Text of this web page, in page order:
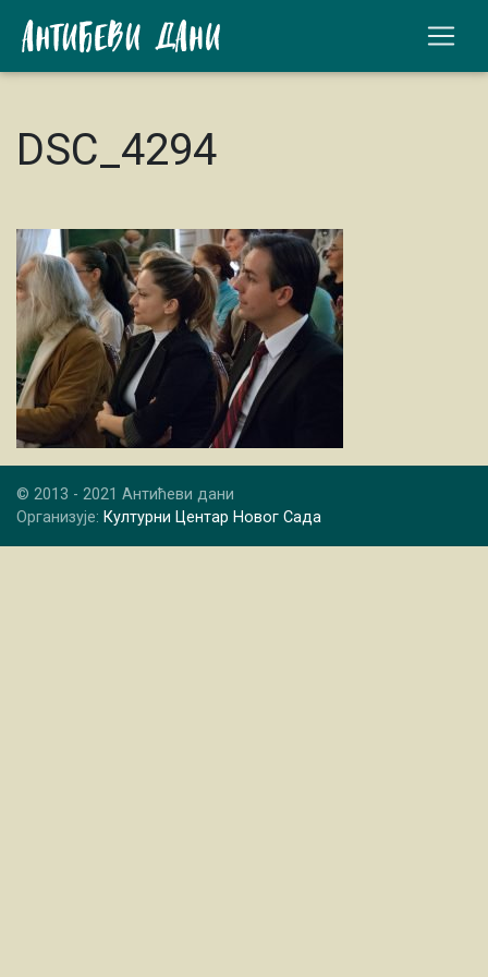
DSC_4294
© 2013 - 2021 Антићеви дани
Организује: Културни Центар Новог Сада